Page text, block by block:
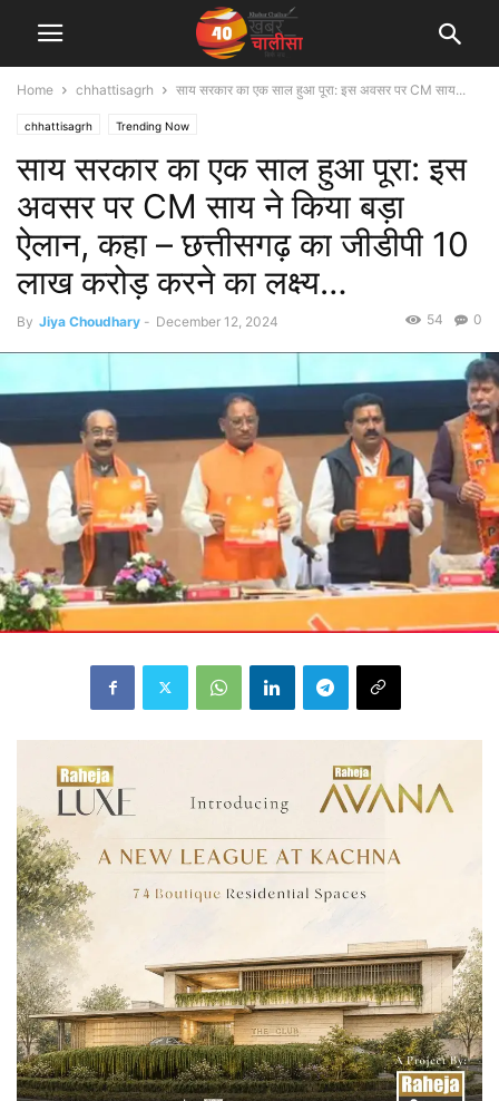
Home chhattisagrh साय सरकार का एक साल हुआ पूरा: इस अवसर पर CM साय...
chhattisagrh Trending Now
साय सरकार का एक साल हुआ पूरा: इस
अवसर पर CM साय ने किया बड़ा
ऐलान, कहा – छत्तीसगढ़ का जीडीपी 10
लाख करोड़ करने का लक्ष्य…
By Jiya Choudhary - December 12, 2024 0
54